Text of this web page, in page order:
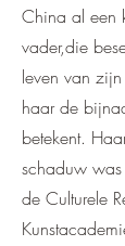
China al een
vader,die
leven van
haar de
betekent.
schaduw
de Culturele